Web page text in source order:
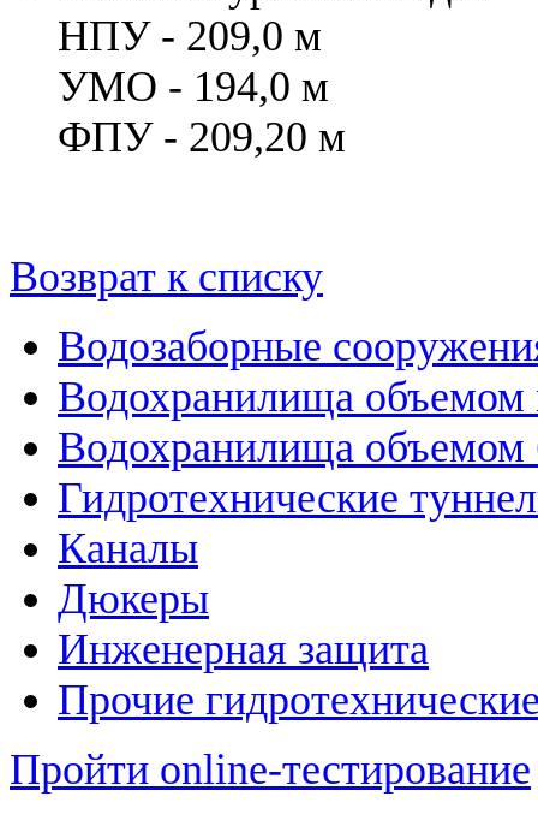
НПУ - 209,0 м
УМО - 194,0 м
ФПУ - 209,20 м
Возврат к списку
Водозаборные
Водохранилища
Водохранилища объемом
Гидротехнические
Каналы
Дюкеры
Инженерная защита
Прочие
Пройти online-тестирование